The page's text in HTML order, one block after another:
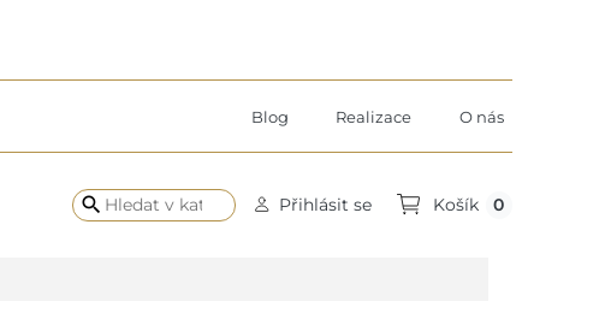
Blog Realizace O nás
search Přihlásit se Košík 0